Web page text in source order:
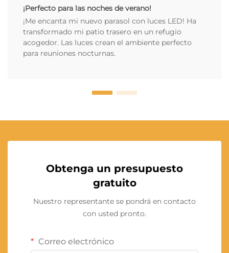
¡Perfecto para las noches de verano!
¡Me encanta mi nuevo parasol con luces LED! Ha
transformado mi patio trasero en un refugio
acogedor. Las luces crean el ambiente perfecto
para reuniones nocturnas.
Obtenga un presupuesto
gratuito
Nuestro representante se pondrá en contacto
con usted pronto.
Correo electrónico